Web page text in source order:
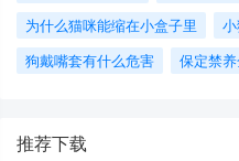
为什么猫咪能缩在小盒子里
狗戴嘴套有什么危害
保定禁
推荐下载